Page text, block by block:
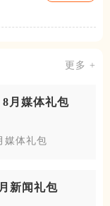
更多 +
8月媒体礼包
媒体礼包
新闻礼包